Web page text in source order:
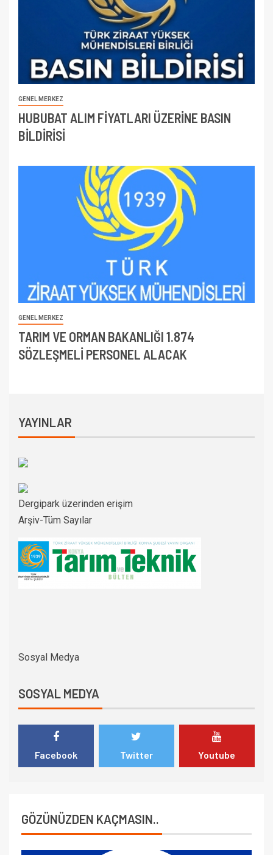
GENEL MERKEZ
HUBUBAT ALIM FİYATLARI ÜZERİNE BASIN
BİLDİRİSİ
GENEL MERKEZ
TARIM VE ORMAN BAKANLIĞI 1.874
SÖZLEŞMELİ PERSONEL ALACAK
YAYINLAR
Dergipark üzerinden erişim
Arşiv-Tüm Sayılar
Sosyal Medya
SOSYAL MEDYA
Facebook Twitter Youtube
GÖZÜNÜZDEN KAÇMASIN..